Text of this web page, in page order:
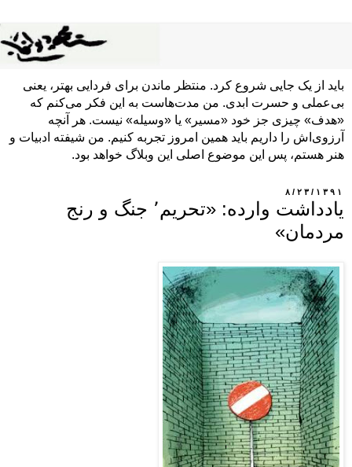
باید از یک جایی شروع کرد. منتظر ماندن برای فردایی بهتر، یعنی
بی‌عملی و حسرت ابدی. من مدت‌هاست به این فکر می‌کنم که
«هدف» چیزی جز خود «مسیر» یا «وسیله» نیست. هر آنچه
آرزوی‌اش را داریم باید همین امروز تجربه کنیم. من شیفته ادبیات و
هنر هستم، پس این موضوع اصلی این وبلاگ خواهد بود.
۸/۲۳/۱۳۹۱
یادداشت وارده: «تحریم٬ جنگ و رنج
مردمان»